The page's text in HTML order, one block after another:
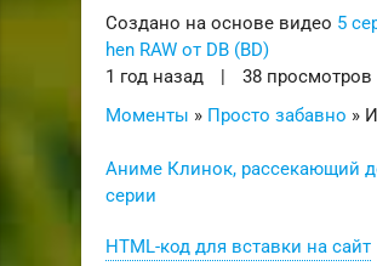
Создано на основе видео 5
hen RAW от DB (BD)
1 год назад
|
38 просмотров
Моменты » Просто забавно »
Аниме Клинок, рассекающий
серии
HTML-код для вставки на сайт